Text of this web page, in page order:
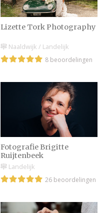
Lizette Tork Photography
Naaldwijk / Landelijk
8 beoordelingen
Fotografie Brigitte
Ruijtenbeek
Landelijk
26 beoordelingen